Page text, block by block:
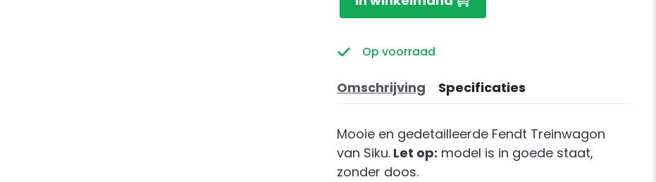
Treinwagon
Op voorraad
Omschrijving Specificaties
Mooie en gedetailleerde Fendt Treinwagon
van Siku. Let op: model is in goede staat,
zonder doos.